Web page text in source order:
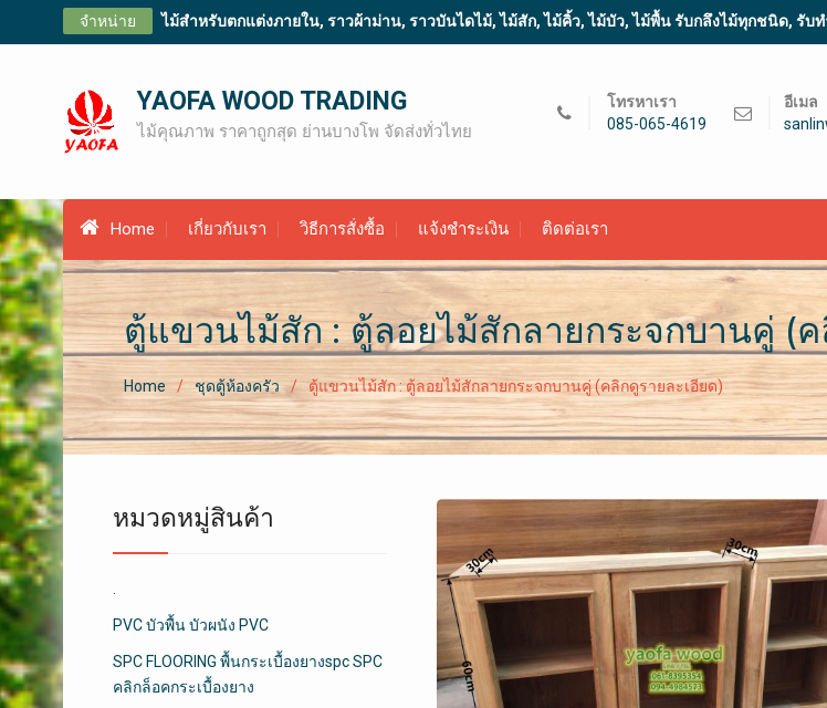
จำหน่าย ไม้สำหรับตกแต่งภายใน, ราวผ้าม่าน, ราวบันไดไม้, ไม้สัก, ไม้คิ้ว, ไม้บัว, ไม้พื้น รับกลึงไม้ทุกชนิด, รั
YAOFA WOOD TRADING
ไม้คุณภาพ ราคาถูกสุด ย่านบางโพ จัดส่งทั่วไทย
โทรหาเรา
085-065-4619
อีเมล
Home เกี่ยวกับเรา วิธีการสั่งซื้อ แจ้งชำระเงิน ติดต่อเรา
ตู้แขวนไม้สัก : ตู้ลอยไม้สักลายกระจกบานคู่ (ค
Home ชุดตู้ห้องครัว ตู้แขวนไม้สัก : ตู้ลอยไม้สักลายกระจกบานคู่ (คลิกดูรายละเอียด)
หมวดหมู่สินค้า
PVC บัวพื้น บัวผนัง PVC
SPC FLOORING พื้นกระเบื้องยางspc SPC
คลิกล็อคกระเบื้องยาง